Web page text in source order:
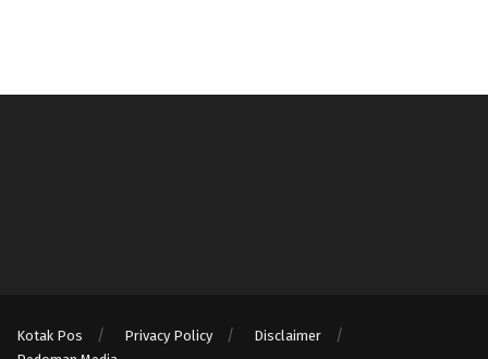
Kotak Pos Privacy Policy
Disclaimer